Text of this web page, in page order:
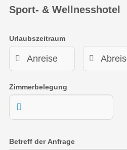
Sport- & Wellnesshotel
Urlaubszeitraum
Zimmerbelegung
Betreff der Anfrage